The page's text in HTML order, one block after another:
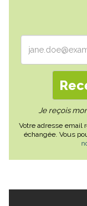
Je reçois
Votre adresse email
échangée. Vous